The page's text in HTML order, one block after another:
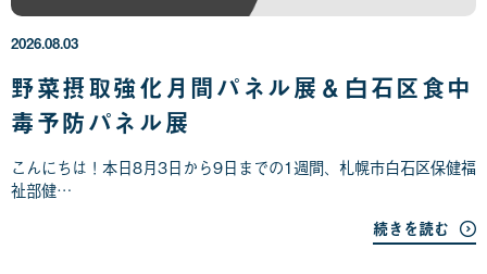
野菜摂取強化月間パネル展＆白石区食中
毒予防パネル展
こんにちは！本日8月3日から9日までの1週間、札幌市白石区保健福
祉部健…
続きを読む
2026.08.03
6
年
0
8
月
0
3
日